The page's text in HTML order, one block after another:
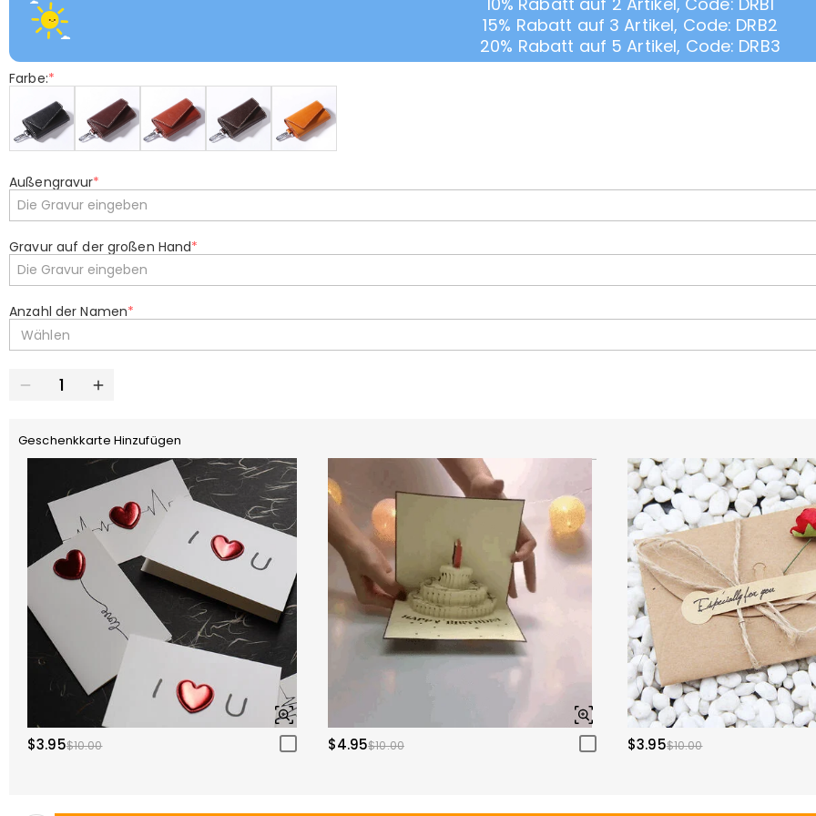
15% Rabatt auf 3 Artikel, Code: DRB2
20% Rabatt auf 5 Artikel, Code: DRB3
Farbe:*
Außengravur*
Gravur auf der großen Hand*
Anzahl der Namen*
Wählen
Geschenkkarte Hinzufügen
$3.95$10.00 $4.95$10.00 $3.95$10.00